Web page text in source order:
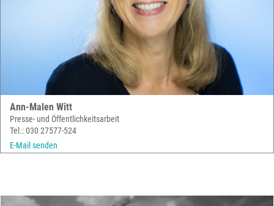
Ann-Malen Witt
Presse- und Öffentlichkeitsarbeit
Tel.: 030 27577-524
E-Mail senden